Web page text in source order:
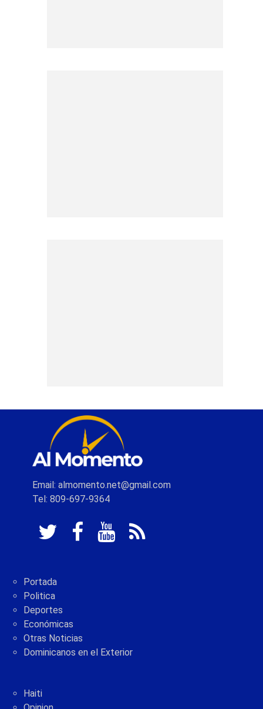
Email: almomento.net@gmail.com
Tel: 809-697-9364
Portada
Politica
Deportes
Económicas
Otras Noticias
Dominicanos en el Exterior
Haiti